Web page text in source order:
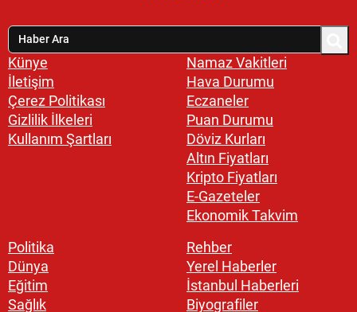
Künye
İletişim
Çerez Politikası
Gizlilik İlkeleri
Kullanım Şartları
Namaz Vakitleri
Hava Durumu
Eczaneler
Puan Durumu
Döviz Kurları
Altın Fiyatları
Kripto Fiyatları
E-Gazeteler
Ekonomik Takvim
Politika
Dünya
Eğitim
Sağlık
Rehber
Yerel Haberler
İstanbul Haberleri
Biyografiler